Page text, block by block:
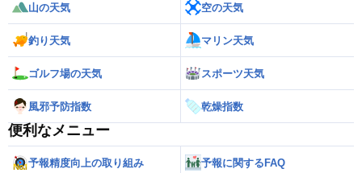
山の天気 空の天気
釣り天気 マリン天気
ゴルフ場の天気 スポーツ天気
風邪予防指数 乾燥指数
便利なメニュー
予報精度向上の取り組み 予報に関するFAQ